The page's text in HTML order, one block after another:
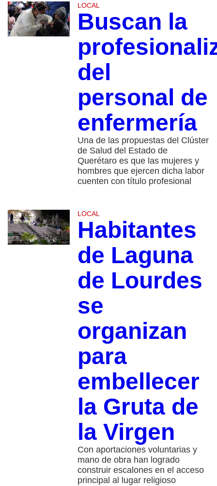
LOCAL
Buscan la
del
personal de
enfermería
Una de las propuestas del Clúster
de Salud del Estado de
Querétaro es que las mujeres y
hombres que ejercen dicha labor
cuenten con título profesional
LOCAL
Habitantes
de Laguna
de Lourdes
se
organizan
para
embellecer
la Gruta de
la Virgen
Con aportaciones voluntarias y
mano de obra han logrado
construir escalones en el acceso
principal al lugar religioso